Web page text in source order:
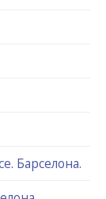
Барселона.